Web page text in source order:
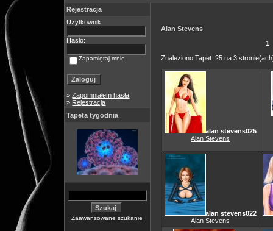
Rejestracja
Użytkownik:
Hasło:
Zapamiętaj mnie
»Zapomniałem hasła
» Rejestracja
Tapeta tygodnia
Zaawansowane szukanie
Alan Stevens
1
Znaleziono Tapet: 25 na 3
alan stevens025
Alan Stevens
alan stevens022
Alan Stevens